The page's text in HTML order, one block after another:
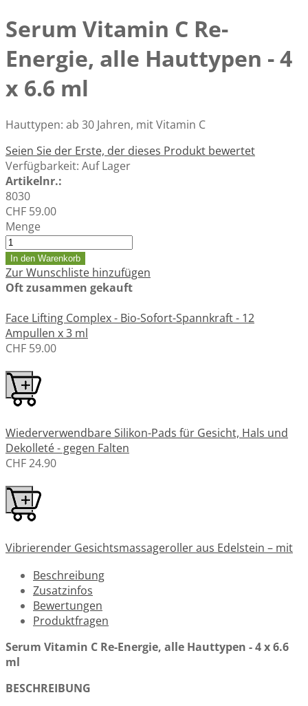
Serum Vitamin C Re-
Energie, alle Hauttypen - 4
x 6.6 ml
Hauttypen: ab 30 Jahren, mit Vitamin C
Seien Sie der Erste, der dieses Produkt bewertet
Verfügbarkeit: Auf Lager
Artikelnr.:
8030
CHF 59.00
Menge
In den Warenkorb
Zur Wunschliste hinzufügen
Oft zusammen gekauft
Face Lifting Complex - Bio-Sofort-Spannkraft - 12
Ampullen x 3 ml
CHF 59.00
Wiederverwendbare Silikon-Pads für Gesicht, Hals und
Dekolleté - gegen Falten
CHF 24.90
Vibrierender Gesichtsmassageroller aus Edelstein – mit
CHF 24.50
Jelly Pflegemasken Pulverbeutel - mit Algin für eine
intensive Hydratation
ab:CHF 2.50
Beschreibung
Zusatzinfos
Bewertungen
Produktfragen
Serum Vitamin C Re-Energie, alle Hauttypen - 4 x 6.6
ml
BESCHREIBUNG